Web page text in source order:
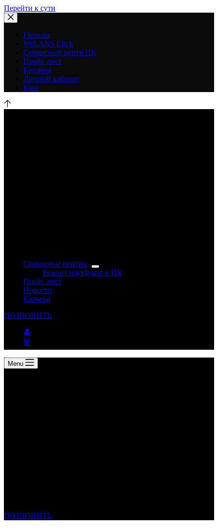
Перейти к сути
Главная
WeLANS Click
Сервисный центр ПК
Прайс-лист
Корзина
Личный кабинет
Блог
Сервисные центры
Ремонт ноутбуков и ПК
Прайс-лист
Новости
Карьера
ПОЗВОНИТЬ
👤
🗑
Menu
ПОЗВОНИТЬ